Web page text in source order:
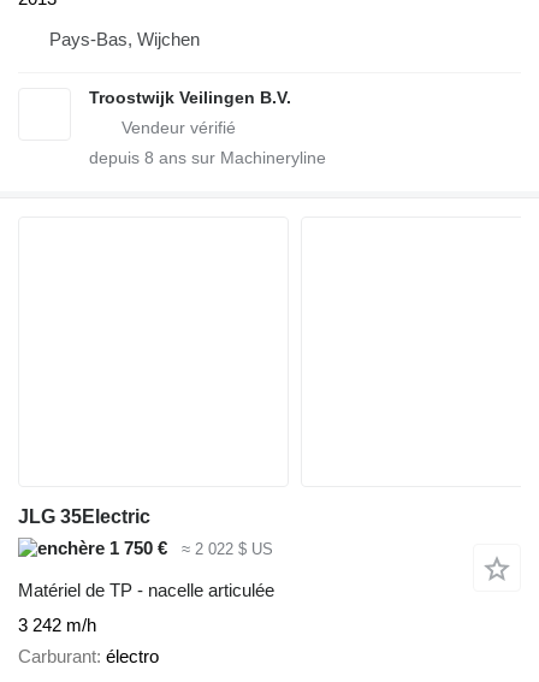
Pays-Bas, Wijchen
Troostwijk Veilingen B.V.
depuis 8 ans sur Machineryline
JLG 35Electric
1 750 €
≈ 2 022 $ US
Matériel de TP - nacelle articulée
3 242 m/h
Carburant électro